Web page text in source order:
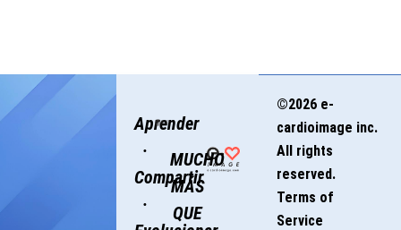
Aprender
·
Compartir
·
MUCHO
MÁS
QUE
©2026 e-
cardioimage inc.
All rights
reserved.
Terms of
Service